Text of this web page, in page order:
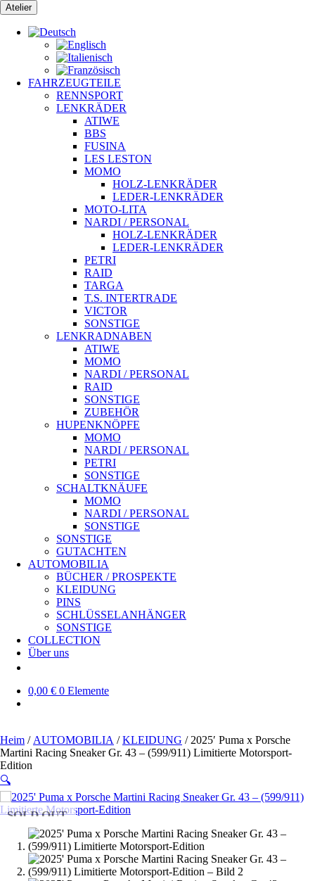
Zum
Inhalt
springen
Atelier
FAHRZEUGTEILE
RENNSPORT
LENKRÄDER
ATIWE
BBS
FUSINA
LES LESTON
MOMO
HOLZ-LENKRÄDER
LEDER-LENKRÄDER
MOTO-LITA
NARDI / PERSONAL
HOLZ-LENKRÄDER
LEDER-LENKRÄDER
PETRI
RAID
TARGA
T.S. INTERTRADE
VICTOR
SONSTIGE
LENKRADNABEN
ATIWE
MOMO
NARDI / PERSONAL
RAID
SONSTIGE
ZUBEHÖR
HUPENKNÖPFE
MOMO
NARDI / PERSONAL
PETRI
SONSTIGE
SCHALTKNÄUFE
MOMO
NARDI / PERSONAL
SONSTIGE
SONSTIGE
GUTACHTEN
AUTOMOBILIA
BÜCHER / PROSPEKTE
KLEIDUNG
PINS
SCHLÜSSELANHÄNGER
SONSTIGE
COLLECTION
Über uns
0,00 € 0 Elemente
Heim / AUTOMOBILIA /KLEIDUNG / 2025′ Puma x Porsche
Martini Racing Sneaker Gr. 43 – (599/911) Limitierte Motorsport-
Edition
🔍
SOLD OUT